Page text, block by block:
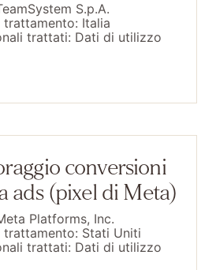
S.p.A.
trattamento: Italia
trattati: Dati di utilizzo
conversioni
ads (pixel di Meta)
Platforms, Inc.
trattamento: Stati Uniti
trattati: Dati di utilizzo